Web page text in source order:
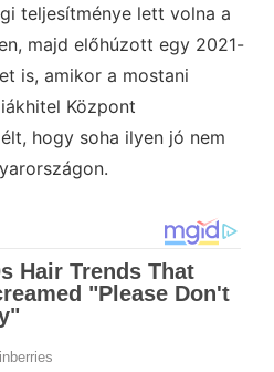
teljesítménye lett volna a
majd előhúzott egy 2021-
is, amikor a mostani
Központ
hogy soha ilyen jó nem